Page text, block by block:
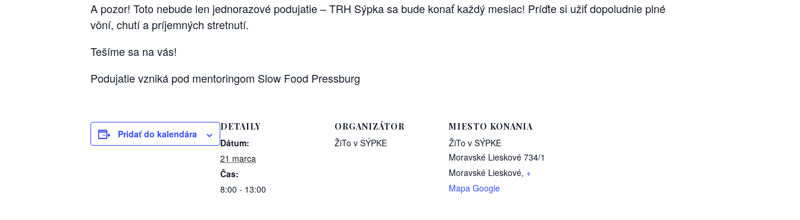
A pozor! Toto nebude len jednorazové podujatie – TRH Sýpka sa bude konať každý mesiac! Príďte si užiť dopoludnie plné
vôní, chutí a príjemných stretnutí.
Tešíme sa na vás!
Podujatie vzniká pod mentoringom Slow Food Pressburg
Pridať do kalendára
DETAILY
Dátum:
21 marca
Čas:
8:00 - 13:00
ORGANIZÁTOR
ŽiTo v SÝPKE
MIESTO KONANIA
ŽiTo v SÝPKE
Moravské Lieskové 734/1
Moravské Lieskové, +
Mapa Google